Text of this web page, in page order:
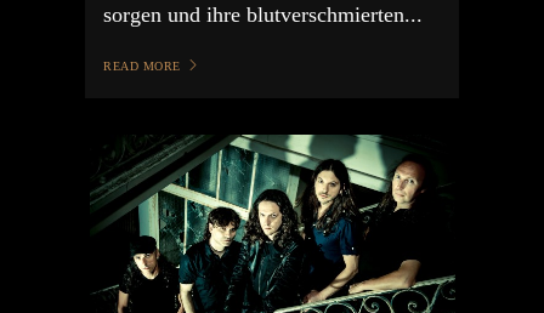
sorgen und ihre blutverschmierten...
READ MORE